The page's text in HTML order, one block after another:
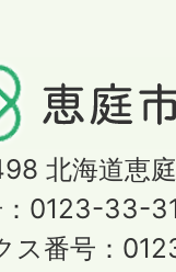
北海道恵
：0123-33-
ス番号：